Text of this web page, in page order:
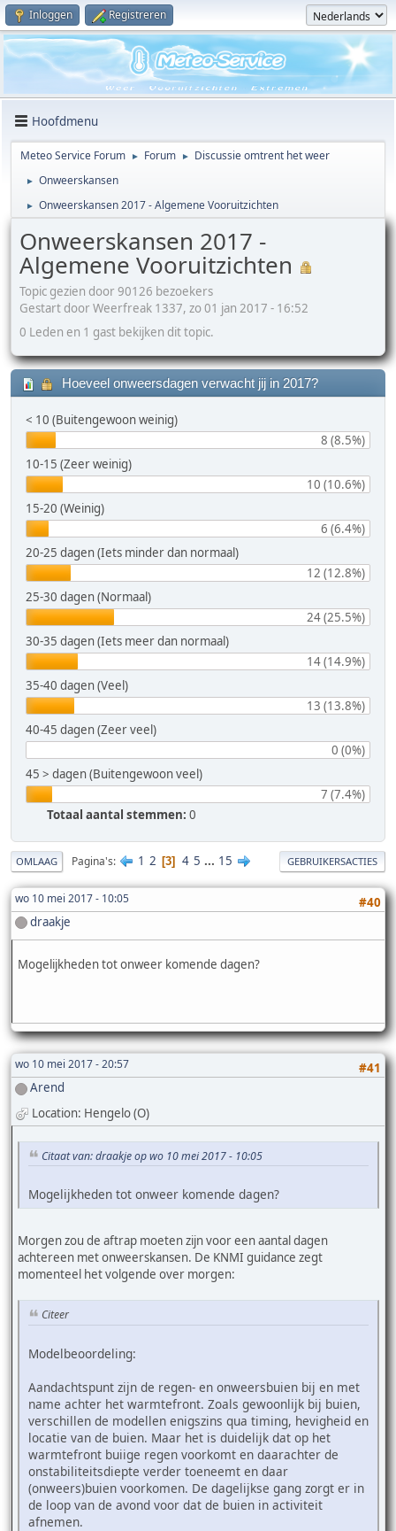
Inloggen Registreren
Hoofdmenu
Meteo Service Forum ► Forum ► Discussie omtrent het weer
► Onweerskansen
► Onweerskansen 2017 - Algemene Vooruitzichten
Onweerskansen 2017 -
Algemene Vooruitzichten
Topic gezien door 90126 bezoekers
Gestart door Weerfreak 1337, zo 01 jan 2017 - 16:52
0 Leden en 1 gast bekijken dit topic.
Hoeveel onweersdagen verwacht jij in 2017?
< 10 (Buitengewoon weinig)
8 (8.5%)
10-15 (Zeer weinig)
10 (10.6%)
15-20 (Weinig)
6 (6.4%)
20-25 dagen (Iets minder dan normaal)
12 (12.8%)
25-30 dagen (Normaal)
24 (25.5%)
30-35 dagen (Iets meer dan normaal)
14 (14.9%)
35-40 dagen (Veel)
13 (13.8%)
40-45 dagen (Zeer veel)
0 (0%)
45 > dagen (Buitengewoon veel)
7 (7.4%)
Totaal aantal stemmen: 0
OMLAAG Pagina's 1 2 3 4 5 ... 15 GEBRUIKERSACTIES
wo 10 mei 2017 - 10:05
#40
draakje
Mogelijkheden tot onweer komende dagen?
wo 10 mei 2017 - 20:57
#41
Arend
Location: Hengelo (O)
Citaat van: draakje op wo 10 mei 2017 - 10:05
Mogelijkheden tot onweer komende dagen?
Morgen zou de aftrap moeten zijn voor een aantal dagen
achtereen met onweerskansen. De KNMI guidance zegt
momenteel het volgende over morgen:
Citeer
Modelbeoordeling:
Aandachtspunt zijn de regen- en onweersbuien bij en met
name achter het warmtefront. Zoals gewoonlijk bij buien,
verschillen de modellen enigszins qua timing, hevigheid en
locatie van de buien. Maar het is duidelijk dat op het
warmtefront buiige regen voorkomt en daarachter de
onstabiliteitsdiepte verder toeneemt en daar
(onweers)buien voorkomen. De dagelijkse gang zorgt er in
de loop van de avond voor dat de buien in activiteit
afnemen.